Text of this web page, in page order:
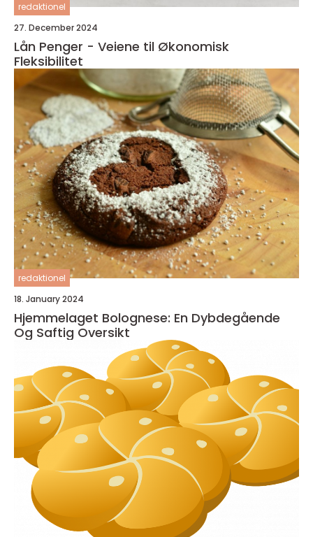
redaktionel
27. December 2024
Lån Penger - Veiene til Økonomisk
Fleksibilitet
redaktionel
18. January 2024
Hjemmelaget Bolognese: En Dybdegående
Og Saftig Oversikt